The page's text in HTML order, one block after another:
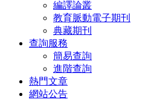
編譯論叢
教育脈動電子期刊
典藏期刊
查詢服務
簡易查詢
進階查詢
熱門文章
網站公告